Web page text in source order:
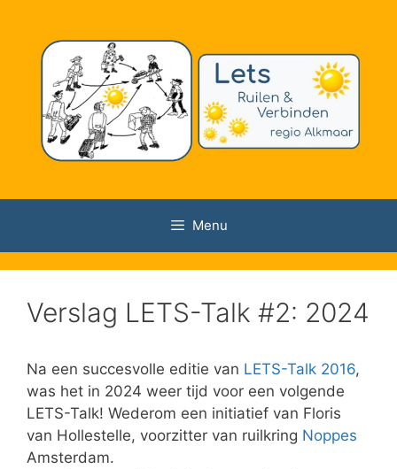
Menu
Verslag LETS-Talk #2: 2024
Na een succesvolle editie van LETS-Talk 2016,
was het in 2024 weer tijd voor een volgende
LETS-Talk! Wederom een initiatief van Floris
van Hollestelle, voorzitter van ruilkring Noppes
Amsterdam.